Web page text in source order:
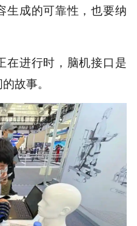
生成的可靠性，也要纳
在进行时，脑机接口是
故事。